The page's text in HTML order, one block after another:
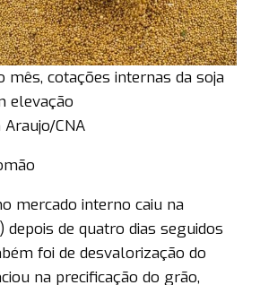
mês, cotações internas da soja
elevação
CNA
mercado interno caiu na
depois de quatro dias seguidos
foi de desvalorização do
na precificação do grão,